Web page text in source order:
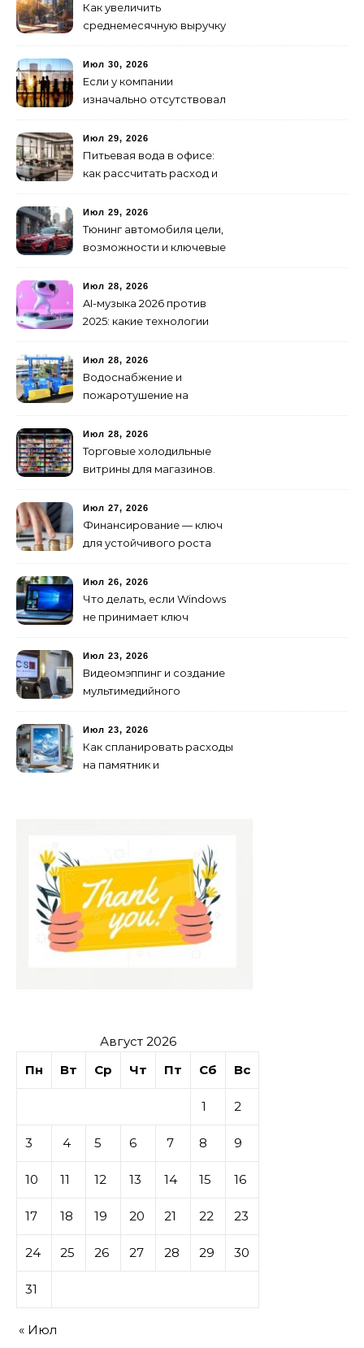
Как увеличить
среднемесячную выручку
лишних затрат
Июл 30, 2026
Если у компании
изначально отсутствовал
как не утонуть в хаосе
Июл 29, 2026
Питьевая вода в офисе:
как рассчитать расход и
Июл 29, 2026
Тюнинг автомобиля цели,
возможности и ключевые
транспортных средств
Июл 28, 2026
AI-музыка 2026 против
2025: какие технологии
создание клипов
изменилось навсегда
Июл 28, 2026
Водоснабжение и
пожаротушение на
оборудование
предусмотреть заранее
Июл 28, 2026
Торговые холодильные
витрины для магазинов.
Июл 27, 2026
Финансирование — ключ
для устойчивого роста
Июл 26, 2026
Что делать, если Windows
не принимает ключ
Июл 23, 2026
Видеомэппинг и создание
мультимедийного
будущего для пространств
Июл 23, 2026
Как спланировать расходы
на памятник и
Август 2026
Пн
Вт Ср Чт Пт Сб Вс
1 2
3 4 5 6 7 8 9
10 11 12 13 14 15 16
17 18 19 20 21 22 23
24 25 26 27 28 29 30
31
« Июл